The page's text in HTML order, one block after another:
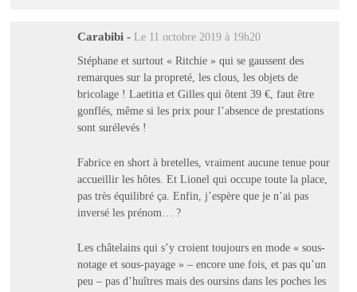
Carabibi - Le 11 octobre 2019 à 19h20
Stéphane et surtout « Ritchie » qui se gaussent des
remarques sur la propreté, les clous, les objets de
bricolage ! Laetitia et Gilles qui ôtent 39 €, faut être
gonflés, même si les prix pour l’absence de prestations
sont surélevés !
Fabrice en short à bretelles, vraiment aucune tenue pour
accueillir les hôtes. Et Lionel qui occupe toute la place,
pas très équilibré ça. Enfin, j’espère que je n’ai pas
inversé les prénom… ?
Les châtelains qui s’y croient toujours en mode « sous-
notage et sous-payage » – encore une fois, et pas qu’un
peu – pas d’huîtres mais des oursins dans les poches les